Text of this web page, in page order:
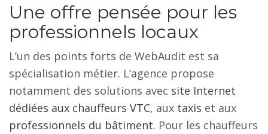
Une offre pensée pour les
professionnels locaux
L’un des points forts de WebAudit est sa
spécialisation métier. L’agence propose
notamment des solutions avec site Internet
dédiées aux chauffeurs VTC, aux taxis et aux
professionnels du bâtiment. Pour les chauffeurs